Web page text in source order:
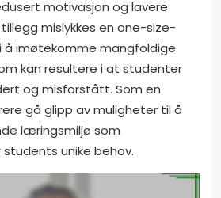
motivasjon og lavere
mislykkes en one-size-
imøtekomme mangfoldige
kan resultere i at studenter
og misforstått. Som en
gå glipp av muligheter til å
læringsmiljø som
unike behov.